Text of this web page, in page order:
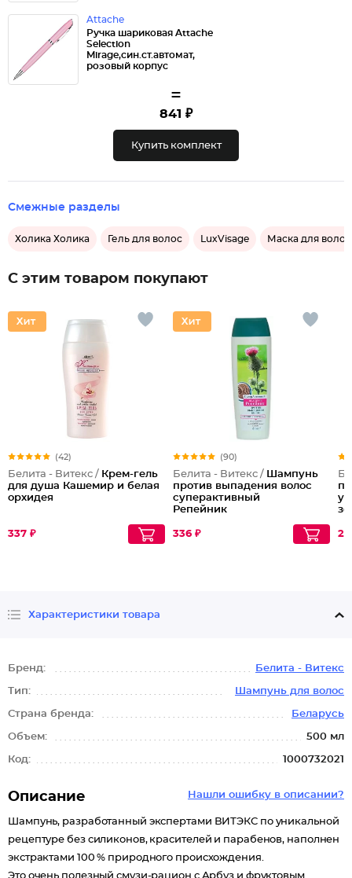
Attache
Ручка шариковая Attache
Selection
Mirage,син.ст.автомат,
розовый корпус
=
841 ₽
Купить комплект
Смежные разделы
Холика Холика Гель для волос LuxVisage Маска для волос
С этим товаром покупают
(42)
Белита - Витекс / Крем-гель
для душа Кашемир и белая
орхидея
337 ₽
(90)
Белита - Витекс / Шампунь
против выпадения волос
суперактивный
Репейник
336 ₽
Характеристики товара
Бренд: Белита - Витекс
Тип: Шампунь для волос
Страна бренда: Беларусь
Объем: 500 мл
Код: 1000732021
Нашли ошибку в описании?
Описание
Шампунь, разработанный экспертами ВИТЭКС по уникальной
рецептуре без силиконов, красителей и парабенов, наполнен
экстрактами 100 % природного происхождения.